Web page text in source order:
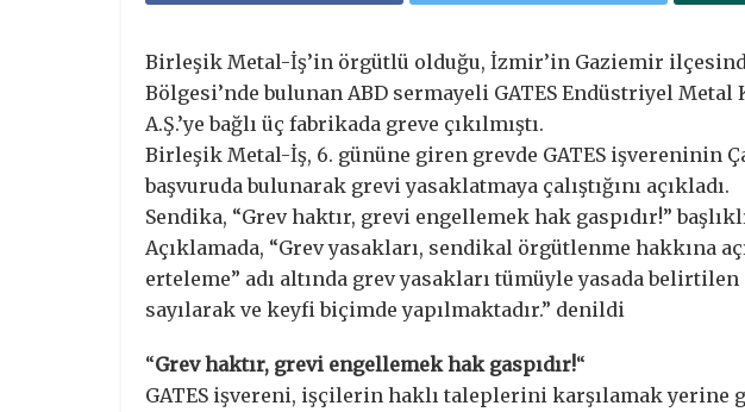
Birleşik Metal-İş’in örgütlü olduğu, İzmir’in Gaziemir
Bölgesi’nde bulunan ABD sermayeli GATES Endüstriyel Metal
A.Ş.’ye bağlı üç fabrikada greve çıkılmıştı.
Birleşik Metal-İş, 6. gününe giren grevde GATES işvereninin
başvuruda bulunarak grevi yasaklatmaya çalıştığını açıkladı.
Sendika, “Grev haktır, grevi engellemek hak gaspıdır!”
Açıklamada, “Grev yasakları, sendikal örgütlenme hakkına
erteleme” adı altında grev yasakları tümüyle yasada
sayılarak ve keyfi biçimde yapılmaktadır.” denildi
“Grev haktır, grevi engellemek hak gaspıdır!“
GATES işvereni, işçilerin haklı taleplerini karşılamak yerine